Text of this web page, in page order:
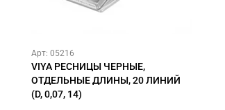
Арт: 05216
VIYA РЕСНИЦЫ ЧЕРНЫЕ,
ОТДЕЛЬНЫЕ ДЛИНЫ, 20 ЛИНИЙ
(D, 0,07, 14)